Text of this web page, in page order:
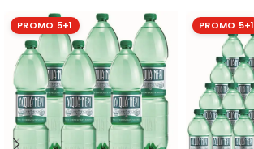
PROMO 5+1 PROMO 5+1